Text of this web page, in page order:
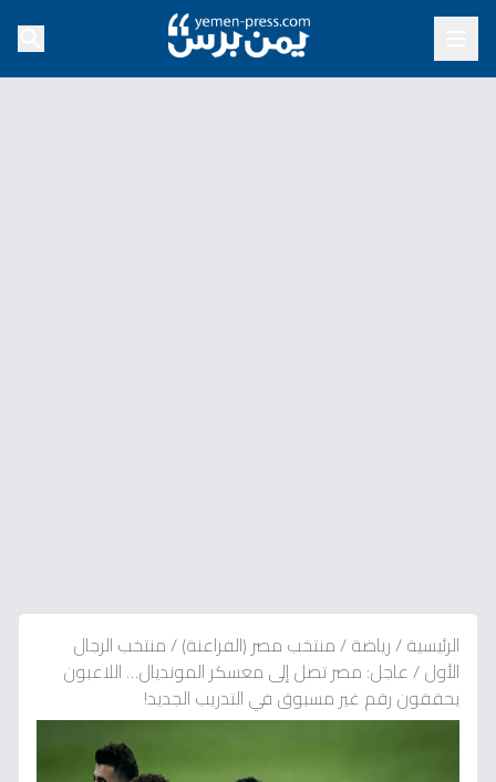
الرئيسية/رياضة/منتخب مصر (الفراعنة)/منتخب الرجال
الأول/عاجل: مصر تصل إلى معسكر المونديال… اللاعبون
يحققون رقم غير مسبوق في التدريب الجديد!